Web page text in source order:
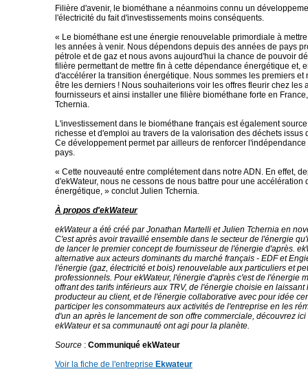
Filière d'avenir, le biométhane a néanmoins connu un
l'électricité du fait d'investissements moins conséquents.
« Le biométhane est une énergie renouvelable primordiale à
les années à venir. Nous dépendons depuis des années de pays
pétrole et de gaz et nous avons aujourd'hui la chance de pouvoir
filière permettant de mettre fin à cette dépendance énergétique et,
d'accélérer la transition énergétique. Nous sommes les premiers et
être les derniers ! Nous souhaiterions voir les offres fleurir chez les
fournisseurs et ainsi installer une filière biométhane forte en
Tchernia.
L'investissement dans le biométhane français est également
richesse et d'emploi au travers de la valorisation des déchets issus
Ce développement permet par ailleurs de renforcer
pays.
« Cette nouveauté entre complétement dans notre ADN. En effet,
d'ekWateur, nous ne cessons de nous battre pour une accélération
énergétique, » conclut Julien Tchernia.
À propos d'ekWateur
ekWateur a été créé par Jonathan Martelli et Julien Tchernia en
C'est après avoir travaillé ensemble dans le secteur de l'énergie
de lancer le premier concept de fournisseur de l'énergie d'après.
alternative aux acteurs dominants du marché français - EDF et
l'énergie (gaz, électricité et bois) renouvelable aux particuliers et
professionnels. Pour ekWateur, l'énergie d'après c'est de l'énergie
offrant des tarifs inférieurs aux TRV, de l'énergie choisie en laissant
producteur au client, et de l'énergie collaborative avec pour idée
participer les consommateurs aux activités de l'entreprise en les
d'un an après le lancement de son offre commerciale, découvrez ici
ekWateur et sa communauté ont agi pour la planète.
Source : Communiqué ekWateur
Voir la fiche de l'entreprise Ekwateur